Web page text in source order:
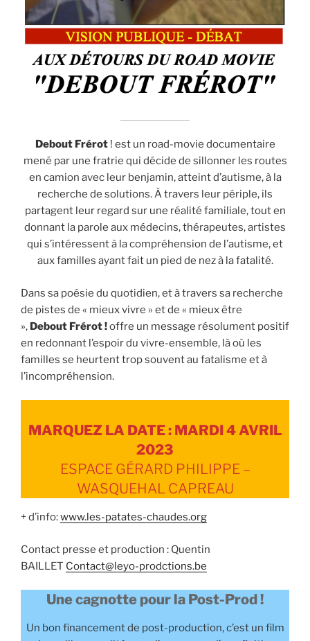
Debout Frérot ! est un road-movie documentaire
mené par une fratrie qui décide de sillonner les routes
en camion avec leur benjamin, atteint d’autisme, à la
recherche de solutions. À travers leur périple, ils
partagent leur regard sur une réalité familiale, tout en
donnant la parole aux médecins, thérapeutes, artistes
qui s’intéressent à la compréhension de l’autisme, et
aux familles ayant fait un pied de nez à la fatalité.
Dans sa poésie du quotidien, et à travers sa recherche
de pistes de « mieux vivre » et de « mieux être
», Debout Frérot !offre un message résolument positif
en redonnant l’espoir du vivre-ensemble, là où les
familles se heurtent trop souvent au fatalisme et à
l’incompréhension.
MARQUEZ LA DATE : MARDI 4 AVRIL
2023
ESPACE GÉRARD PHILIPPE –
WASQUEHAL CAPREAU
+ d’info:www.les-patates-chaudes.org
Contact presse et production : Quentin
BAILLET Contact@leyo-prodctions.be
Une cagnotte pour la Post-Prod !
Un bon financement de post-production, c’est un film